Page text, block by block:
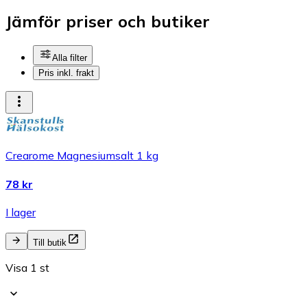
Jämför priser och butiker
Alla filter
Pris inkl. frakt
Crearome Magnesiumsalt 1 kg
78 kr
I lager
Till butik
Visa 1 st